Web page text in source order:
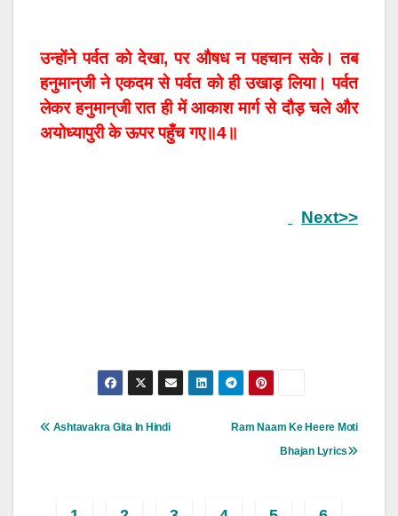
उन्होंने पर्वत को देखा, पर औषध न पहचान सके। तब
हनुमान्‌जी ने एकदम से पर्वत को ही उखाड़ लिया। पर्वत
लेकर हनुमान्‌जी रात ही में आकाश मार्ग से दौड़ चले और
अयोध्यापुरी के ऊपर पहुँच गए॥4॥
Next>>
Post
Ram Naam Ke Heere Moti
Bhajan Lyrics
Ashtavakra Gita In Hindi